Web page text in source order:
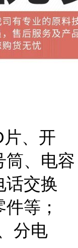
、开
筒、电容
话交换
等；
分电